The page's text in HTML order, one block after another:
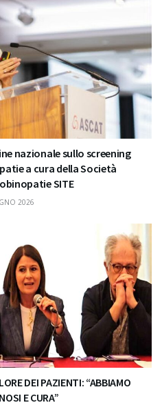
nazionale sullo screening
a cura della Società
SITE
2026
DEI PAZIENTI: “ABBIAMO
E CURA”